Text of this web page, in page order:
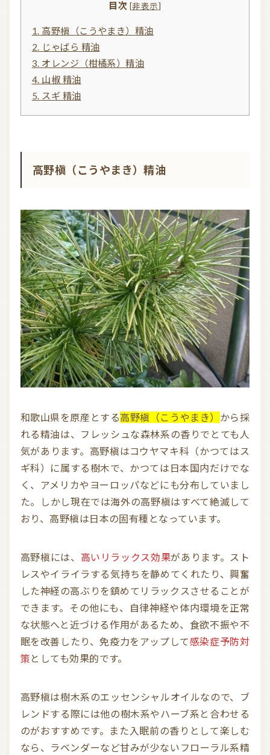
目次 [非表示]
1. 高野槇（こうやまき）精油
2. じゃばら 精油
3. オレンジ（柑橘系）精油
4. 山椒 精油
5. スギ 精油
高野槇（こうやまき）精油
和歌山県を原産とする高野槇（こうやまき） から採
れる精油は、フレッシュな森林系の香りでとても人
気があります。高野槇はコウヤマキ科（かつてはス
ギ科）に属する樹木で、かつては日本国内だけでな
く、アメリカやヨーロッパなどにも分布していまし
た。しかし現在では海外の高野槇はすべて絶滅して
おり、高野槇は日本の固有種となっています。
高野槇には、 高いリラックス効果があります。スト
レスやイライラする気持ちを静めてくれたり、興奮
した神経の高ぶりを鎮めてリラックスさせることが
できます。その他にも、自律神経や体内環境を正常
な状態へと近づける作用があるため、食欲不振や不
眠を改善したり、免疫力をアップして感染症予防対
策 としても効果的です。
高野槇は樹木系のエッセンシャルオイルなので、ブ
レンドする際には他の樹木系やハーブ系と合わせる
のがおすすめです。また入眠前の香りとして楽しむ
なら、ラベンダーなど甘みが少ないフローラル系精